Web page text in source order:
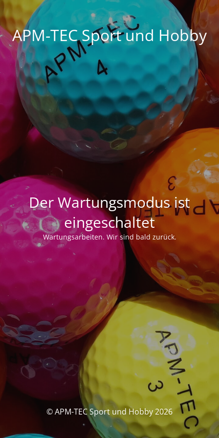
APM-TEC Sport und Hobby
Der Wartungsmodus ist
eingeschaltet
Wartungsarbeiten. Wir sind bald zurück.
© APM-TEC Sport und Hobby 2026